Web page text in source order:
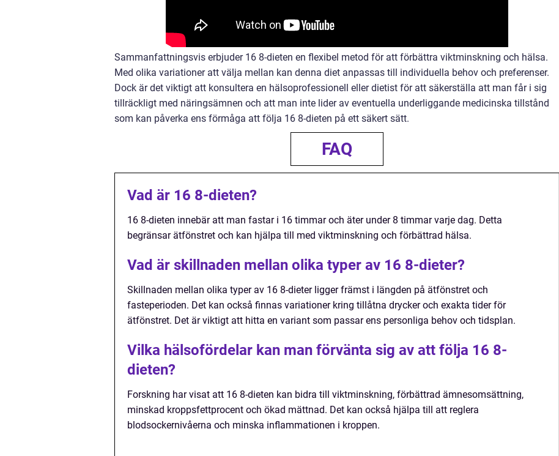
Sammanfattningsvis erbjuder 16 8-dieten en flexibel metod för att förbättra viktminskning och hälsa.
Med olika variationer att välja mellan kan denna diet anpassas till individuella behov och preferenser.
Dock är det viktigt att konsultera en hälsoprofessionell eller dietist för att säkerställa att man får i sig
tillräckligt med näringsämnen och att man inte lider av eventuella underliggande medicinska tillstånd
som kan påverka ens förmåga att följa 16 8-dieten på ett säkert sätt.
FAQ
Vad är 16 8-dieten?
16 8-dieten innebär att man fastar i 16 timmar och äter under 8 timmar varje dag. Detta
begränsar ätfönstret och kan hjälpa till med viktminskning och förbättrad hälsa.
Vad är skillnaden mellan olika typer av 16 8-dieter?
Skillnaden mellan olika typer av 16 8-dieter ligger främst i längden på ätfönstret och
fasteperioden. Det kan också finnas variationer kring tillåtna drycker och exakta tider för
ätfönstret. Det är viktigt att hitta en variant som passar ens personliga behov och tidsplan.
Vilka hälsofördelar kan man förvänta sig av att följa 16 8-
dieten?
Forskning har visat att 16 8-dieten kan bidra till viktminskning, förbättrad ämnesomsättning,
minskad kroppsfettprocent och ökad mättnad. Det kan också hjälpa till att reglera
blodsockernivåerna och minska inflammationen i kroppen.